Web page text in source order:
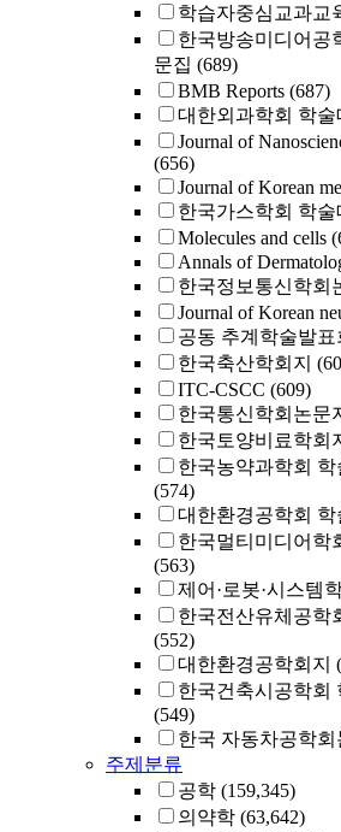
학습자중심교과교
한국방송미디어공
문집 (689)
BMB Reports (687)
대한외과학회 학술
Journal of
(656)
Journal of Korean
한국가스학회 학술
Molecules and cells
Annals of
한국정보통신학회
Journal of Korean
공동 추계학술발표
한국축산학회지
ITC-CSCC (609)
한국통신학회논문
한국토양비료학회
한국농약과학회
(574)
대한환경공학회 학
한국멀티미디어학
(563)
제어·로봇·시스템
한국전산유체공학
(552)
대한환경공학회지
한국건축시공학회
(549)
한국 자동차공학회
주제분류
공학 (159,345)
의약학 (63,642)